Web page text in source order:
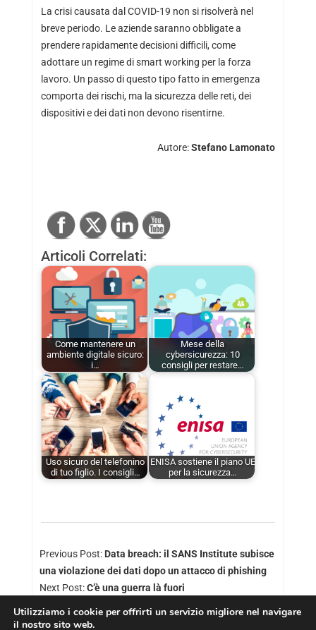
La crisi causata dal COVID-19 non si risolverà nel
breve periodo. Le aziende saranno obbligate a
prendere rapidamente decisioni difficili, come
adottare un regime di smart working per la forza
lavoro. Un passo di questo tipo fatto in emergenza
comporta dei rischi, ma la sicurezza delle reti, dei
dispositivi e dei dati non devono risentirne.
Autore:Stefano Lamonato
Articoli Correlati:
Come mantenere un
ambiente digitale sicuro:
i…
Mese della
cybersicurezza: 10
consigli per restare…
Uso sicuro del telefonino
di tuo figlio. I consigli…
ENISA sostiene il piano UE
per la sicurezza…
Previous Post: Data breach: il SANS Institute subisce
una violazione dei dati dopo un attacco di phishing
Next Post:C’è una guerra là fuori
Utilizziamo i cookie per offrirti un servizio migliore nel navigare
il nostro sito web.